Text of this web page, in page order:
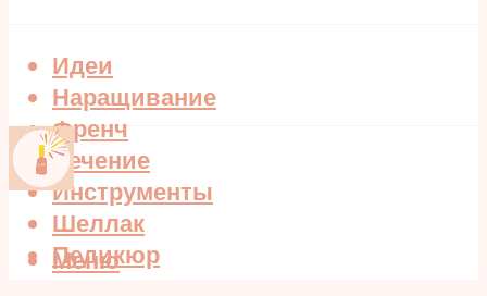
Идеи
Наращивание
Френч
Лечение
Инструменты
Шеллак
Педикюр
Меню